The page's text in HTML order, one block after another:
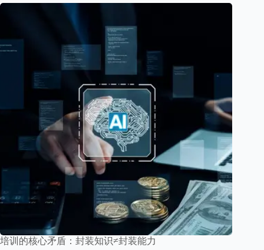
培训的核心矛盾：封装知识≠封装能力